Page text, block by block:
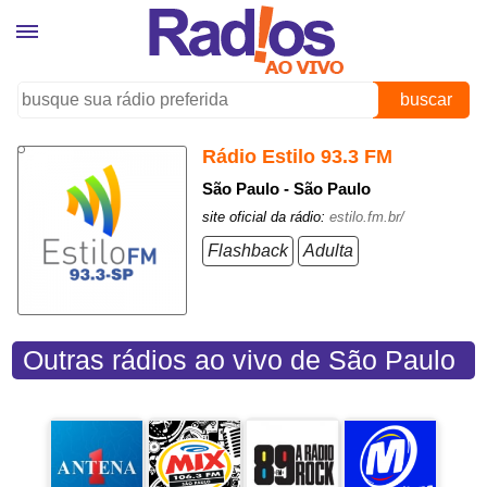
buscar
Rádio Estilo 93.3 FM
São Paulo - São Paulo
site oficial da rádio:estilo.fm.br/
Flashback Adulta
Outras rádios ao vivo de São Paulo